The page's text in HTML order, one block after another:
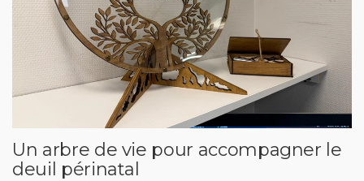
Un arbre de vie pour accompagner le
deuil périnatal